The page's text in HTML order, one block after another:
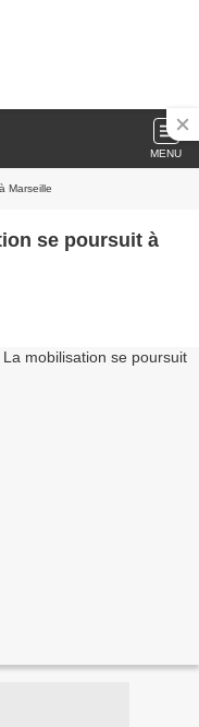
MENU
Marseille
se poursuit à